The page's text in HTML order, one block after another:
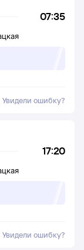
07:35
Увидели ошибку?
17:20
Увидели ошибку?